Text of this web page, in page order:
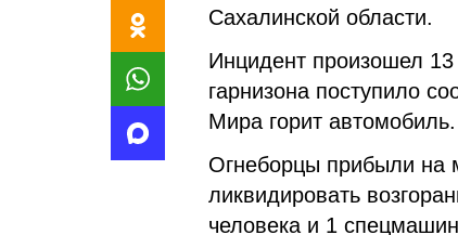
Сахалинской области.
Инцидент произошел 13
гарнизона поступило
Мира горит автомобиль.
Огнеборцы прибыли на
ликвидировать
человека и 1